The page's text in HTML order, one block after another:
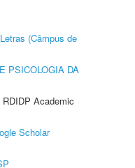
(Câmpus de
PSICOLOGIA DA
Academic
Scholar